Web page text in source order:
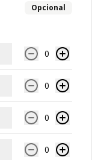
Opcional
0
0
0
0